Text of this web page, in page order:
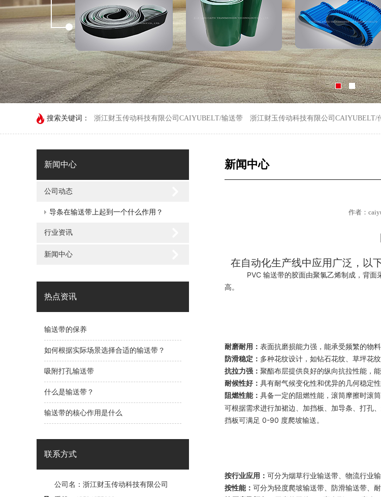
搜索关键词： 浙江财玉传动科技有限公司CAIYUBELT/输送带 浙江财玉传动科技有限公司CAIYUBELT/
动科技有限公司/CAIYUBELT/输送机皮带 钢扣
新闻中心
公司动态
导条在输送带上起到一个什么作用？
行业资讯
新闻中心
热点资讯
输送带的保养
如何根据实际场景选择合适的输送带？
吸附打孔输送带
什么是输送带？
输送带的核心作用是什么
联系方式
公司名：浙江财玉传动科技有限公司
新闻中心
作者：
在自动化生产线中应用广泛， 以
PVC 输送带的胶面由聚氯乙烯制成，背面采
高。
耐磨耐用 ： 表面抗磨损能力强，能承受频繁的物
防滑稳定 ： 多种花纹设计，如钻石花纹、草坪花
抗拉力强 ： 聚酯布层提供良好的纵向抗拉性能，
耐候性好 ： 具有耐气候变化性和优异的几何稳定
阻燃性能： 具备一定的阻燃性能，滚筒摩擦时滚
可根据需求进行加裙边、加挡板、加导条、打孔
挡板可满足 0-90 度爬坡输送。
按行业应用 ： 可分为烟草行业输送带、物流行业
按性能： 可分为轻度爬坡输送带、防滑输送带、